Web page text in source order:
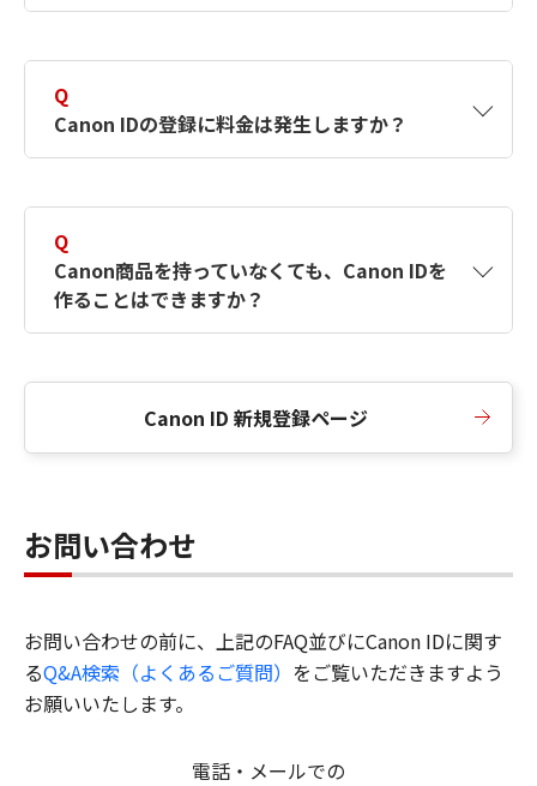
択したサービスから取得します。アカウントを
簡単に作成できるように、この情報を使用して
Canon IDの登録フォームを入力します。
Q
Canon IDの登録に料金は発生しますか？
Q
Canon商品を持っていなくても、Canon IDを
作ることはできますか？
Canon ID 新規登録ページ
お問い合わせ
お問い合わせの前に、上記のFAQ並びにCanon IDに関す
るQ&A検索（よくあるご質問） をご覧いただきますよう
お願いいたします。
電話・メールでの